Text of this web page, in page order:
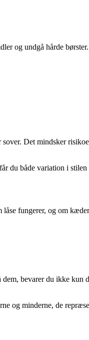
og undgå hårde børster.
Det mindsker
du både variation i
fungerer, og om
bevarer du ikke kun
og minderne, de